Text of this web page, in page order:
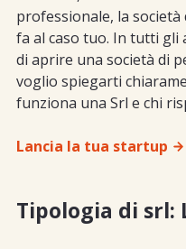
professionale, la
fa al caso tuo. In tutti gli
di aprire una società di
voglio spiegarti
funziona una Srl e chi
Lancia la tua startup
Tipologia di srl: